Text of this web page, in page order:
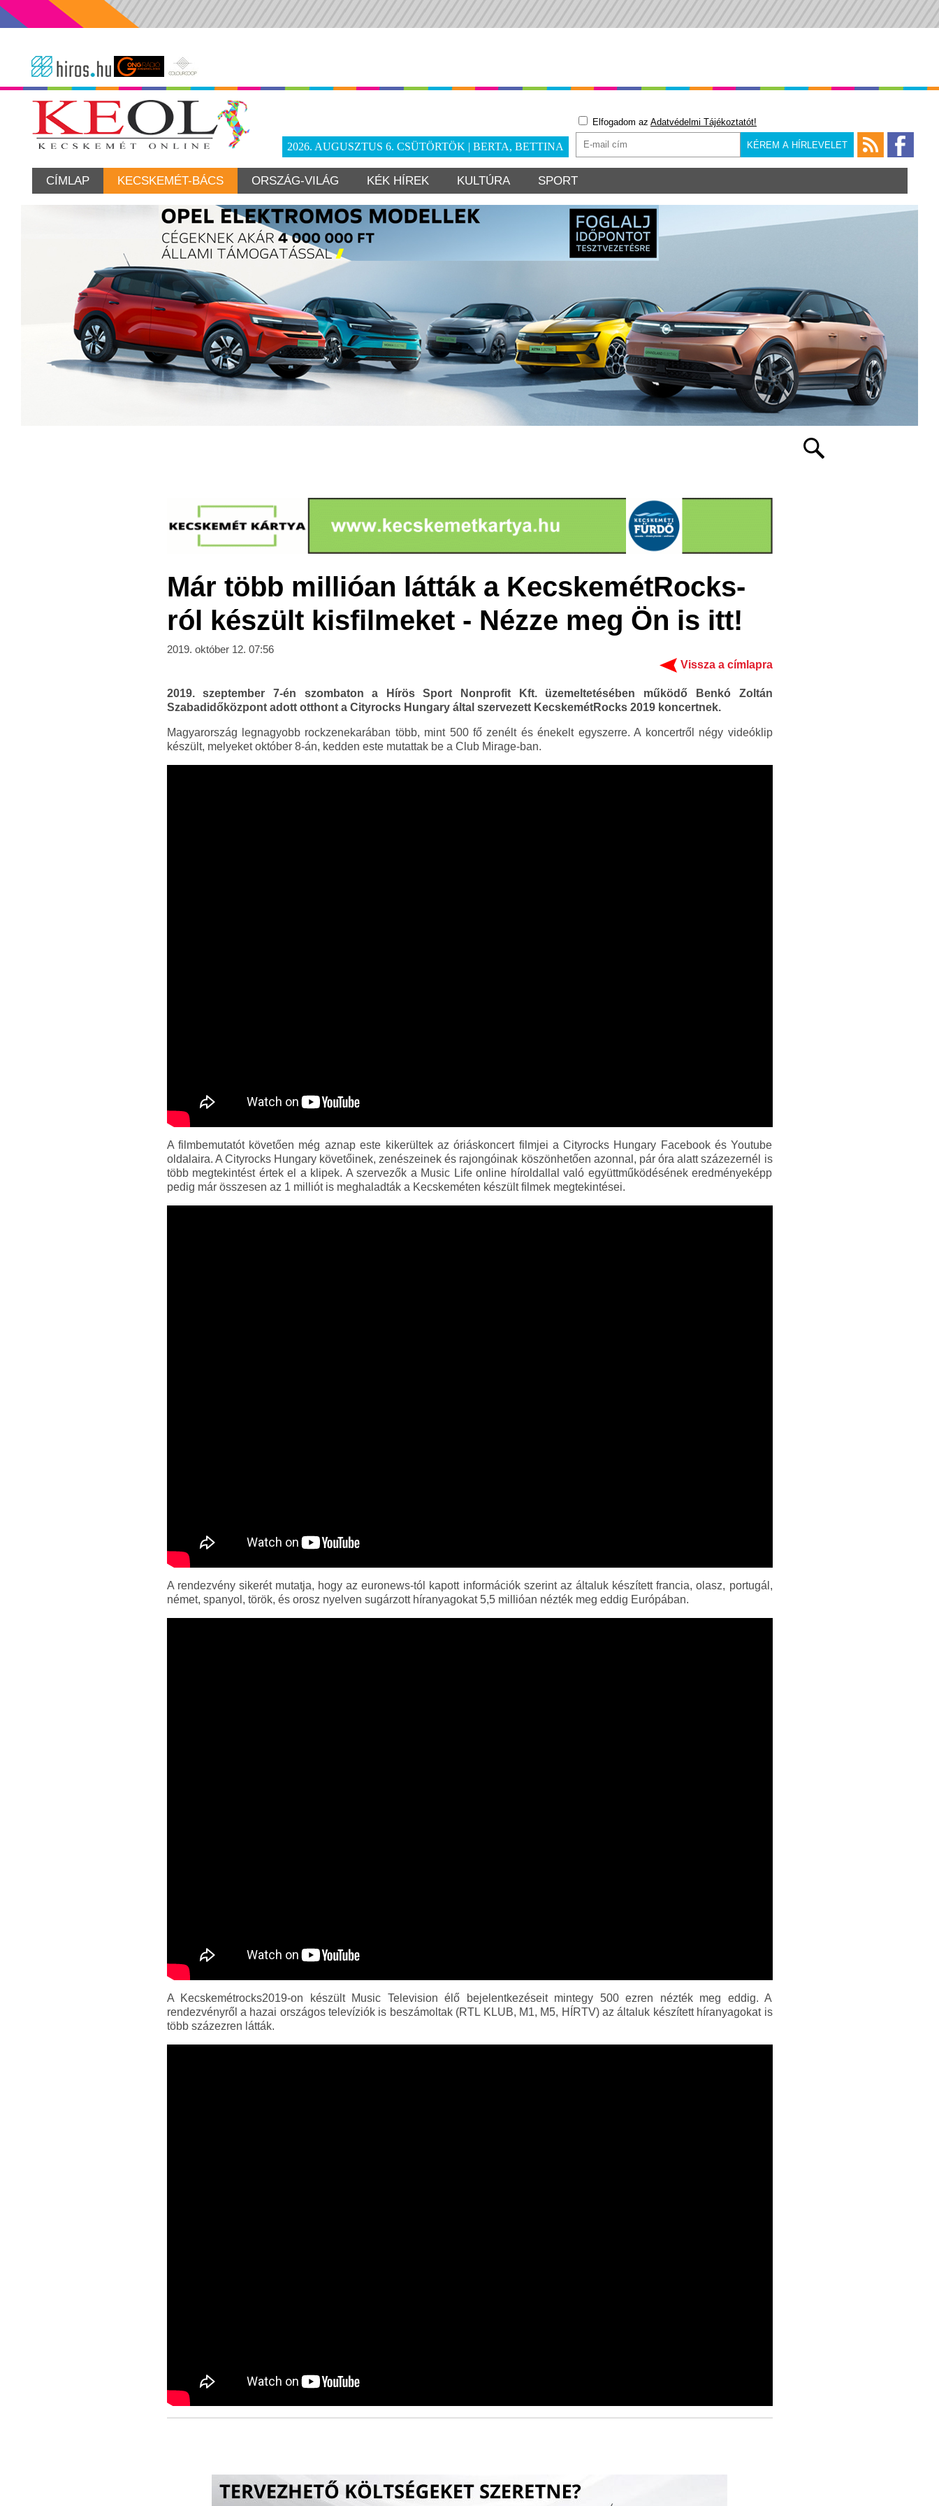
2026. AUGUSZTUS 6. CSÜTÖRTÖK | BERTA, BETTINA
Elfogadom az Adatvédelmi Tájékoztatót!
CÍMLAP KECSKEMÉT-BÁCS ORSZÁG-VILÁG KÉK HÍREK KULTÚRA SPORT
Már több millióan látták a KecskemétRocks-
ról készült kisfilmeket - Nézze meg Ön is itt!
2019. október 12. 07:56
Vissza a címlapra
2019. szeptember 7-én szombaton a Hírös Sport Nonprofit Kft. üzemeltetésében működő Benkó Zoltán
Szabadidőközpont adott otthont a Cityrocks Hungary által szervezett KecskemétRocks 2019 koncertnek.
Magyarország legnagyobb rockzenekarában több, mint 500 fő zenélt és énekelt egyszerre. A koncertről négy videóklip
készült, melyeket október 8-án, kedden este mutattak be a Club Mirage-ban.
A filmbemutatót követően még aznap este kikerültek az óriáskoncert filmjei a Cityrocks Hungary Facebook és Youtube
oldalaira. A Cityrocks Hungary követőinek, zenészeinek és rajongóinak köszönhetően azonnal, pár óra alatt százezernél is
több megtekintést értek el a klipek. A szervezők a Music Life online híroldallal való együttműködésének eredményeképp
pedig már összesen az 1 milliót is meghaladták a Kecskeméten készült filmek megtekintései.
A rendezvény sikerét mutatja, hogy az euronews-tól kapott információk szerint az általuk készített francia, olasz, portugál,
német, spanyol, török, és orosz nyelven sugárzott híranyagokat 5,5 millióan nézték meg eddig Európában.
A Kecskemétrocks2019-on készült Music Television élő bejelentkezéseit mintegy 500 ezren nézték meg eddig. A
rendezvényről a hazai országos televíziók is beszámoltak (RTL KLUB, M1, M5, HÍRTV) az általuk készített híranyagokat is
több százezren látták.